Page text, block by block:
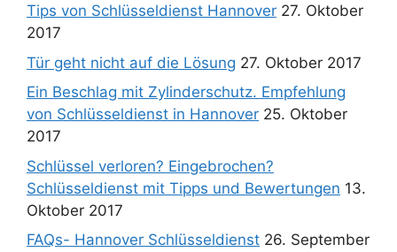
Tips von Schlüsseldienst Hannover 27. Oktober
2017
Tür geht nicht auf die Lösung 27. Oktober 2017
Ein Beschlag mit Zylinderschutz. Empfehlung
von Schlüsseldienst in Hannover 25. Oktober
2017
Schlüssel verloren? Eingebrochen?
Schlüsseldienst mit Tipps und Bewertungen 13.
Oktober 2017
FAQs- Hannover Schlüsseldienst 26. September